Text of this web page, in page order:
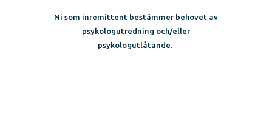
Ni som inremittent bestämmer behovet av
psykologutredning och/eller
psykologutlåtande.